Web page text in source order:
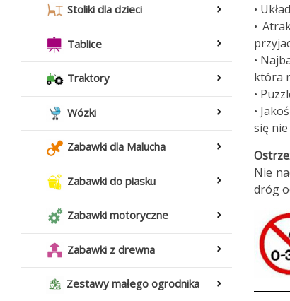
Stoliki dla dzieci
Tablice
Traktory
Wózki
Zabawki dla Malucha
Zabawki do piasku
Zabawki motoryczne
Zabawki z drewna
Zestawy małego ogrodnika
•
•
•
która
•
•
się
Nie
dróg